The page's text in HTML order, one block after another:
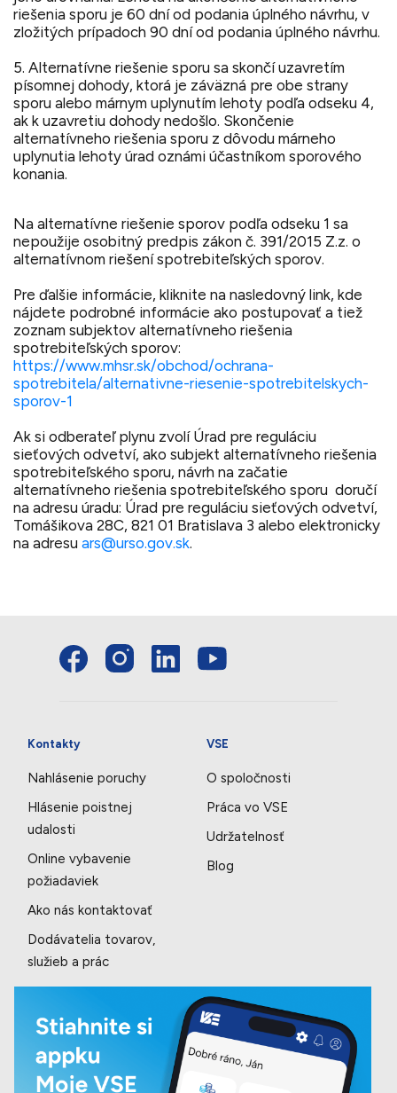
riešenia sporu je 60 dní od podania úplného návrhu, v
zložitých prípadoch 90 dní od podania úplného návrhu.
5. Alternatívne riešenie sporu sa skončí uzavretím
písomnej dohody, ktorá je záväzná pre obe strany
sporu alebo márnym uplynutím lehoty podľa odseku 4,
ak k uzavretiu dohody nedošlo. Skončenie
alternatívneho riešenia sporu z dôvodu márneho
uplynutia lehoty úrad oznámi účastníkom sporového
konania.
Na alternatívne riešenie sporov podľa odseku 1 sa
nepoužije osobitný predpis zákon č. 391/2015 Z.z. o
alternatívnom riešení spotrebiteľských sporov.
Pre ďalšie informácie, kliknite na nasledovný link, kde
nájdete podrobné informácie ako postupovať a tiež
zoznam subjektov alternatívneho riešenia
spotrebiteľských sporov:
https://www.mhsr.sk/obchod/ochrana-
spotrebitela/alternativne-riesenie-spotrebitelskych-
sporov-1
Ak si odberateľ plynu zvolí Úrad pre reguláciu
sieťových odvetví, ako subjekt alternatívneho riešenia
spotrebiteľského sporu, návrh na začatie
alternatívneho riešenia spotrebiteľského sporu doručí
na adresu úradu: Úrad pre reguláciu sieťových odvetví,
Tomášikova 28C, 821 01 Bratislava 3 alebo elektronicky
na adresu ars@urso.gov.sk.
Kontakty
Nahlásenie poruchy
Hlásenie poistnej
udalosti
Online vybavenie
požiadaviek
Ako nás kontaktovať
Dodávatelia tovarov,
služieb a prác
VSE
O spoločnosti
Práca vo VSE
Udržatelnosť
Blog